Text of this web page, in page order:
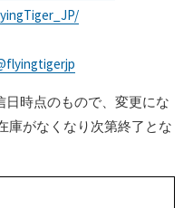
時点のもので、変更にな
庫がなくなり次第終了とな